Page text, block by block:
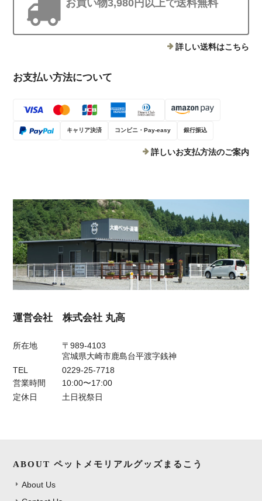
お買い物3,980円以上で送料無料
詳しい送料はこちら
お支払い方法について
キャリア決済 コンビニ・Pay-easy 銀行振込
詳しいお支払方法のご案内
運営会社 株式会社 丸高
所在地
〒989-4103
宮城県大崎市鹿島台平渡字銭神
TEL
0229-25-7718
営業時間
10:00〜17:00
定休日
土日祝祭日
ABOUT ペットメモリアルグッズまるこう
About Us